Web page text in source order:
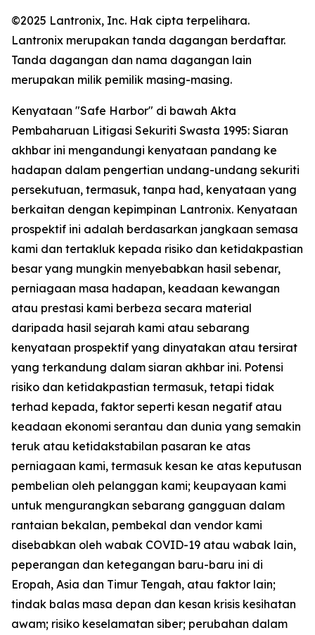
©2025 Lantronix, Inc. Hak cipta terpelihara.
Lantronix merupakan tanda dagangan berdaftar.
Tanda dagangan dan nama dagangan lain
merupakan milik pemilik masing-masing.
Kenyataan "Safe Harbor" di bawah Akta
Pembaharuan Litigasi Sekuriti Swasta 1995: Siaran
akhbar ini mengandungi kenyataan pandang ke
hadapan dalam pengertian undang-undang sekuriti
persekutuan, termasuk, tanpa had, kenyataan yang
berkaitan dengan kepimpinan Lantronix. Kenyataan
prospektif ini adalah berdasarkan jangkaan semasa
kami dan tertakluk kepada risiko dan ketidakpastian
besar yang mungkin menyebabkan hasil sebenar,
perniagaan masa hadapan, keadaan kewangan
atau prestasi kami berbeza secara material
daripada hasil sejarah kami atau sebarang
kenyataan prospektif yang dinyatakan atau tersirat
yang terkandung dalam siaran akhbar ini. Potensi
risiko dan ketidakpastian termasuk, tetapi tidak
terhad kepada, faktor seperti kesan negatif atau
keadaan ekonomi serantau dan dunia yang semakin
teruk atau ketidakstabilan pasaran ke atas
perniagaan kami, termasuk kesan ke atas keputusan
pembelian oleh pelanggan kami; keupayaan kami
untuk mengurangkan sebarang gangguan dalam
rantaian bekalan, pembekal dan vendor kami
disebabkan oleh wabak COVID-19 atau wabak lain,
peperangan dan ketegangan baru-baru ini di
Eropah, Asia dan Timur Tengah, atau faktor lain;
tindak balas masa depan dan kesan krisis kesihatan
awam; risiko keselamatan siber; perubahan dalam